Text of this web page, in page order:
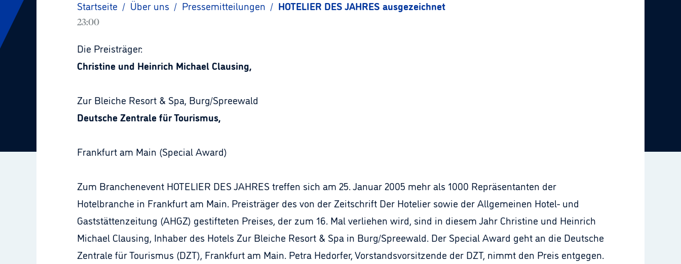
Startseite / Über uns / Pressemitteilungen / HOTELIER DES JAHRES ausgezeichnet
23:00
Die Preisträger:
Christine und Heinrich Michael Clausing,
Zur Bleiche Resort & Spa, Burg/Spreewald
Deutsche Zentrale für Tourismus,
Frankfurt am Main (Special Award)
Zum Branchenevent HOTELIER DES JAHRES treffen sich am 25. Januar 2005 mehr als 1000 Repräsentanten der
Hotelbranche in Frankfurt am Main. Preisträger des von der Zeitschrift Der Hotelier sowie der Allgemeinen Hotel- und
Gaststättenzeitung (AHGZ) gestifteten Preises, der zum 16. Mal verliehen wird, sind in diesem Jahr Christine und Heinrich
Michael Clausing, Inhaber des Hotels Zur Bleiche Resort & Spa in Burg/Spreewald. Der Special Award geht an die Deutsche
Zentrale für Tourismus (DZT), Frankfurt am Main. Petra Hedorfer, Vorstandsvorsitzende der DZT, nimmt den Preis entgegen.